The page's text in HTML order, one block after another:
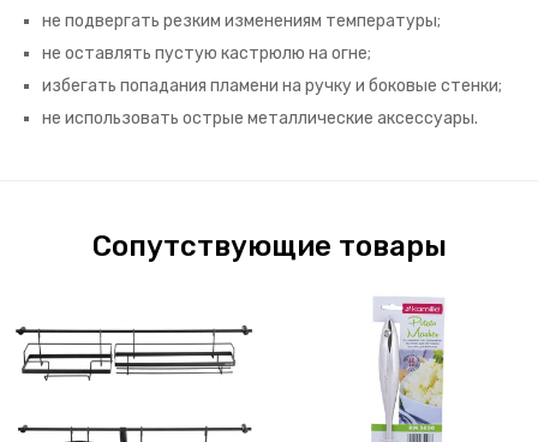
не подвергать резким изменениям температуры;
не оставлять пустую кастрюлю на огне;
избегать попадания пламени на ручку и боковые стенки;
не использовать острые металлические аксессуары.
Сопутствующие товары